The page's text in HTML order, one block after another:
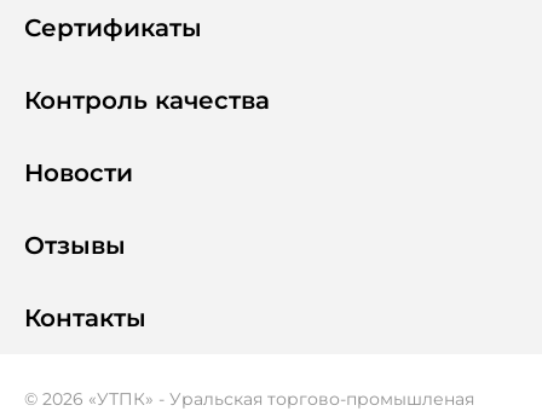
Сертификаты
Контроль качества
Новости
Отзывы
Контакты
© 2026 «УТПК» - Уральская торгово-промышленая